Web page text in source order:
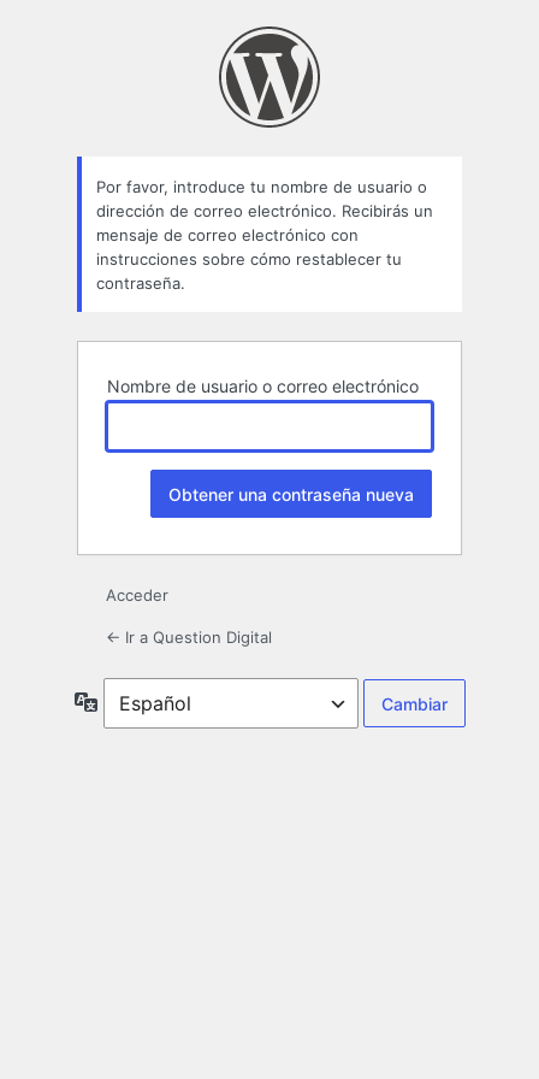
Por favor, introduce tu nombre de usuario o
dirección de correo electrónico. Recibirás un
mensaje de correo electrónico con
instrucciones sobre cómo restablecer tu
contraseña.
Nombre de usuario o correo electrónico
Acceder
← Ir a Question Digital
Idioma